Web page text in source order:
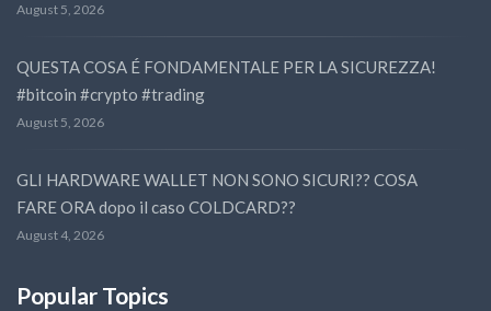
August 5, 2026
QUESTA COSA É FONDAMENTALE PER LA SICUREZZA!
#bitcoin #crypto #trading
August 5, 2026
GLI HARDWARE WALLET NON SONO SICURI?? COSA
FARE ORA dopo il caso COLDCARD??
August 4, 2026
Popular Topics